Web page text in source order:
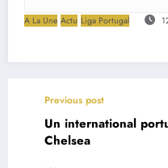
A La Une Actu Liga Portugal
Previous post
Un international
Chelsea